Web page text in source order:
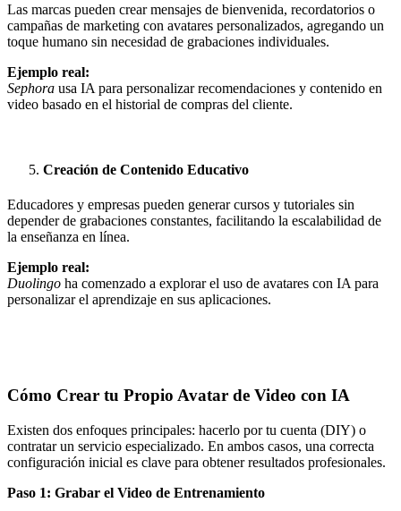
Las marcas pueden crear mensajes de bienvenida, recordatorios o
campañas de marketing con avatares personalizados, agregando un
toque humano sin necesidad de grabaciones individuales.
Ejemplo real:
Sephora usa IA para personalizar recomendaciones y contenido en
video basado en el historial de compras del cliente.
Creación de Contenido Educativo
Educadores y empresas pueden generar cursos y tutoriales sin
depender de grabaciones constantes, facilitando la escalabilidad de
la enseñanza en línea.
Ejemplo real:
Duolingo ha comenzado a explorar el uso de avatares con IA para
personalizar el aprendizaje en sus aplicaciones.
Cómo Crear tu Propio Avatar de Video con IA
Existen dos enfoques principales: hacerlo por tu cuenta (DIY) o
contratar un servicio especializado. En ambos casos, una correcta
configuración inicial es clave para obtener resultados profesionales.
Paso 1: Grabar el Video de Entrenamiento